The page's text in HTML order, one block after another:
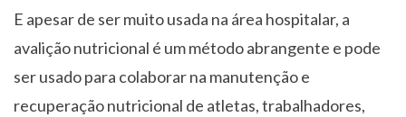
E apesar de ser muito usada na área hospitalar, a
avalição nutricional é um método abrangente e pode
ser usado para colaborar na manutenção e
recuperação nutricional de atletas, trabalhadores,